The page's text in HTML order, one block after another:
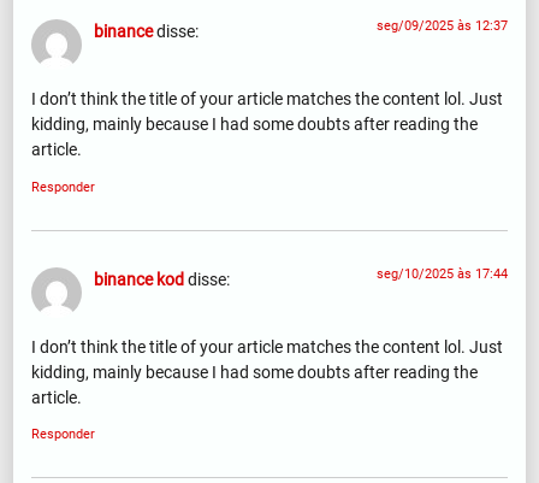
binancedisse: seg/09/2025 às 12:37
I don’t think the title of your article matches the content lol. Just
kidding, mainly because I had some doubts after reading the
article.
Responder
binance kod disse: seg/10/2025 às 17:44
I don’t think the title of your article matches the content lol. Just
kidding, mainly because I had some doubts after reading the
article.
Responder